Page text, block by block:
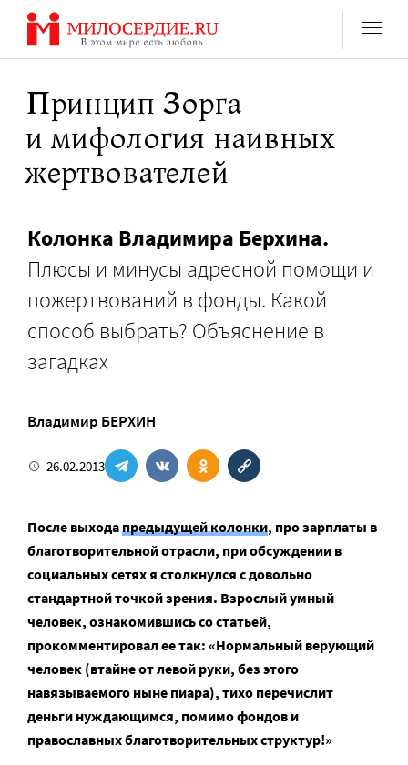
Перейти
содержанию
Принцип Зорга
и мифология наивных
жертвователей
Колонка Владимира Берхина.
Плюсы и минусы адресной помощи и
пожертвований в фонды. Какой
способ выбрать? Объяснение в
загадках
Владимир БЕРХИН
26.02.2013
После выходапредыдущей колонки, про зарплаты в
благотворительной отрасли, при обсуждении в
социальных сетях я столкнулся с довольно
стандартной точкой зрения. Взрослый умный
человек, ознакомившись со статьей,
прокомментировал ее так: «Нормальный верующий
человек (втайне от левой руки, без этого
навязываемого ныне пиара), тихо перечислит
деньги нуждающимся, помимо фондов и
православных благотворительных структур!»